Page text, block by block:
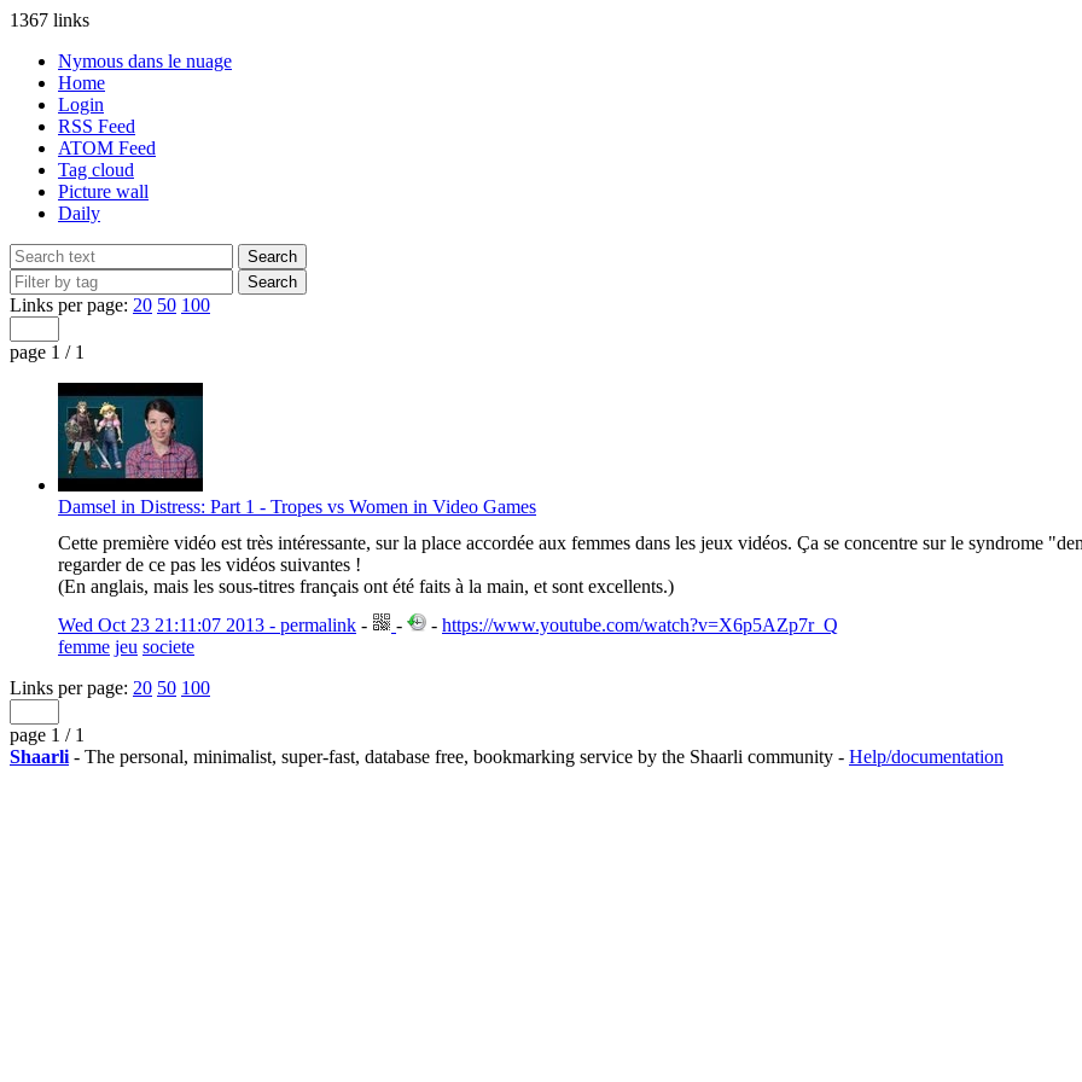
1367 links
Nymous dans le nuage
Home
Login
RSS Feed
ATOM Feed
Tag cloud
Picture wall
Daily
Links per page: 20 50 100
page 1 / 1
Damsel in Distress: Part 1 - Tropes vs Women in Video Games
Cette première vidéo est très intéressante, sur la place accordée aux femmes dans les jeux vidéos. Ça se concentre sur le syndrome
regarder de ce pas les vidéos suivantes !
(En anglais, mais les sous-titres français ont été faits à la main, et sont excellents.)
Wed Oct 23 21:11:07 2013 - permalink - - - https://www.youtube.com/watch?v=X6p5AZp7r_Q
femme jeu societe
Links per page: 20 50 100
page 1 / 1
Shaarli - The personal, minimalist, super-fast, database free, bookmarking service by the Shaarli community - Help/documentation